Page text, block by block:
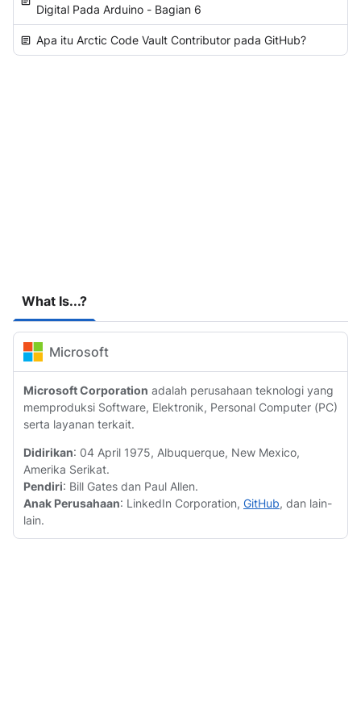
Digital Pada Arduino - Bagian 6
Apa itu Arctic Code Vault Contributor pada GitHub?
What Is...?
Microsoft
Microsoft Corporation adalah perusahaan teknologi yang
memproduksi Software, Elektronik, Personal Computer (PC)
serta layanan terkait.
Didirikan: 04 April 1975, Albuquerque, New Mexico,
Amerika Serikat.
Pendiri: Bill Gates dan Paul Allen.
Anak Perusahaan: LinkedIn Corporation, GitHub, dan lain-
lain.